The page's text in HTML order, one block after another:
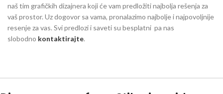
naš tim grafičkih dizajnera koji će vam predložiti najbolja rešenja za
vaš prostor. Uz dogovor sa vama, pronalazimo najbolje i najpovoljnije
resenje za vas. Svi predlozi i saveti su besplatni pa nas
slobodno kontaktirajte.